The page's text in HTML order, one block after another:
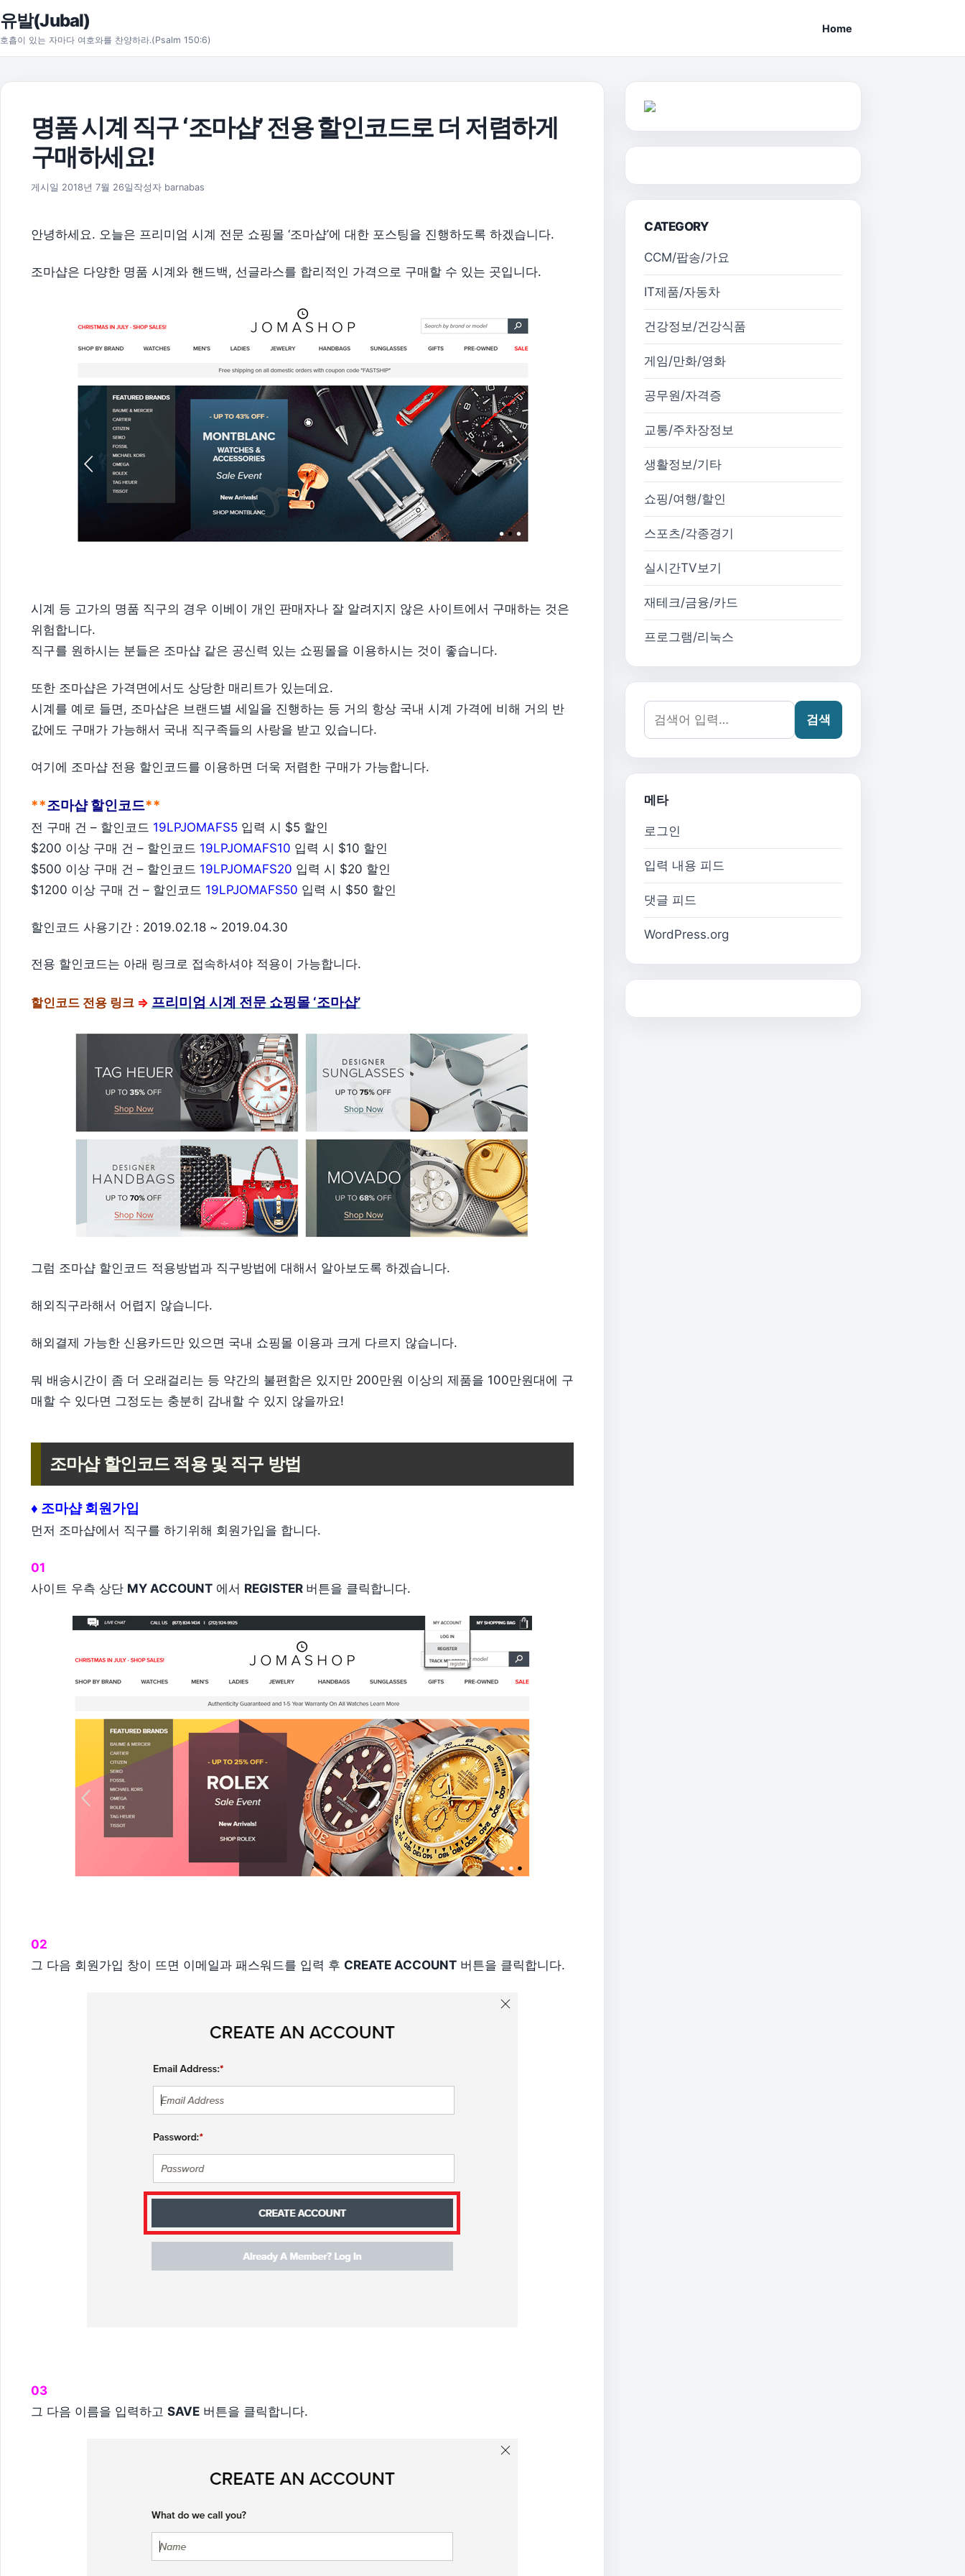
본문으로 건너뛰기
유발(Jubal)
호흡이 있는 자마다 여호와를 찬양하라.(Psalm 150:6)
Home
명품 시계 직구 ‘조마샵’ 전용 할인코드로 더 저렴하게
구매하세요!
게시일 2018년 7월 26일 2019년 12월 28일
작성자 barnabas
안녕하세요. 오늘은 프리미엄 시계 전문 쇼핑몰 ‘조마샵’에 대한 포스팅을 진행하도록 하겠습니다.
조마샵은 다양한 명품 시계와 핸드백, 선글라스를 합리적인 가격으로 구매할 수 있는 곳입니다.
시계 등 고가의 명품 직구의 경우 이베이 개인 판매자나 잘 알려지지 않은 사이트에서 구매하는 것은
위험합니다.
직구를 원하시는 분들은 조마샵 같은 공신력 있는 쇼핑몰을 이용하시는 것이 좋습니다.
또한 조마샵은 가격면에서도 상당한 매리트가 있는데요.
시계를 예로 들면, 조마샵은 브랜드별 세일을 진행하는 등 거의 항상 국내 시계 가격에 비해 거의 반
값에도 구매가 가능해서 국내 직구족들의 사랑을 받고 있습니다.
여기에 조마샵 전용 할인코드를 이용하면 더욱 저렴한 구매가 가능합니다.
**조마샵 할인코드**
전 구매 건 – 할인코드 19LPJOMAFS5 입력 시 $5 할인
$200 이상 구매 건 – 할인코드 19LPJOMAFS10 입력 시 $10 할인
$500 이상 구매 건 – 할인코드 19LPJOMAFS20 입력 시 $20 할인
$1200 이상 구매 건 – 할인코드 19LPJOMAFS50 입력 시 $50 할인
할인코드 사용기간 : 2019.02.18 ~ 2019.04.30
전용 할인코드는 아래 링크로 접속하셔야 적용이 가능합니다.
할인코드 전용 링크 ⇒ 프리미엄 시계 전문 쇼핑몰 ‘조마샵’
그럼 조마샵 할인코드 적용방법과 직구방법에 대해서 알아보도록 하겠습니다.
해외직구라해서 어렵지 않습니다.
해외결제 가능한 신용카드만 있으면 국내 쇼핑몰 이용과 크게 다르지 않습니다.
뭐 배송시간이 좀 더 오래걸리는 등 약간의 불편함은 있지만 200만원 이상의 제품을 100만원대에 구
매할 수 있다면 그정도는 충분히 감내할 수 있지 않을까요!
조마샵 할인코드 적용 및 직구 방법
♦ 조마샵 회원가입
먼저 조마샵에서 직구를 하기위해 회원가입을 합니다.
01
사이트 우측 상단 MY ACCOUNT 에서 REGISTER 버튼을 클릭합니다.
02
그 다음 회원가입 창이 뜨면 이메일과 패스워드를 입력 후 CREATE ACCOUNT 버튼을 클릭합니다.
03
그 다음 이름을 입력하고 SAVE 버튼을 클릭합니다.
CATEGORY
CCM/팝송/가요
IT제품/자동차
건강정보/건강식품
게임/만화/영화
공무원/자격증
교통/주차장정보
생활정보/기타
쇼핑/여행/할인
스포츠/각종경기
실시간TV보기
재테크/금융/카드
프로그램/리눅스
검색어:
검색
메타
로그인
입력 내용 피드
댓글 피드
WordPress.org